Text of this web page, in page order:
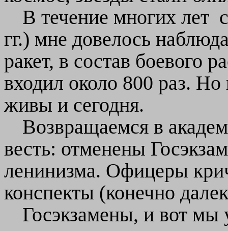
В течение многих лет
гг.) мне довелось
ракет, в состав боевого
входил около 800 раз. Но
живы и сегодня.
Возвращаемся в
весть: отменены
ленинизма. Офицеры
конспекты (конечно
Госэкзамены, и вот мы